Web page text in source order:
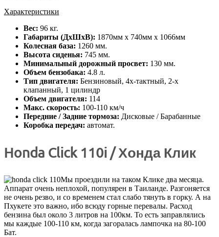
Характеристики
Вес: 96 кг.
Габариты (ДхШхВ): 1870мм х 740мм х 1066мм
Колесная база: 1260 мм.
Высота сиденья: 745 мм.
Минимальный дорожный просвет: 130 мм.
Объем бензобака: 4.8 л.
Тип двигателя: Бензиновый, 4х-тактный, 2-х
клапанный, 1 цилиндр
Объем двигателя: 114
Макс. скорость: 100-110 км/ч
Передние / Задние тормоза: Дисковые / Барабанные
Коробка передач: автомат.
Honda Click 110i / Хонда Клик
Мы проездили на таком Клике два месяца.
Аппарат очень неплохой, популярен в Таиланде. Разгоняется
не очень резво, и со временем стал слабо тянуть в горку. А на
Пхукете это важно, ибо всюду горные перевалы. Расход
бензина был около 3 литров на 100км. То есть заправлялись
мы каждые 100-110 км, когда загоралась лампочка на 80-100
Бат.